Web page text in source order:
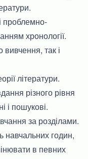
проблемно-
хронології.
так і
літератури.
різного рівня
і пошукові.
за розділами.
навчальних годин,
в певних